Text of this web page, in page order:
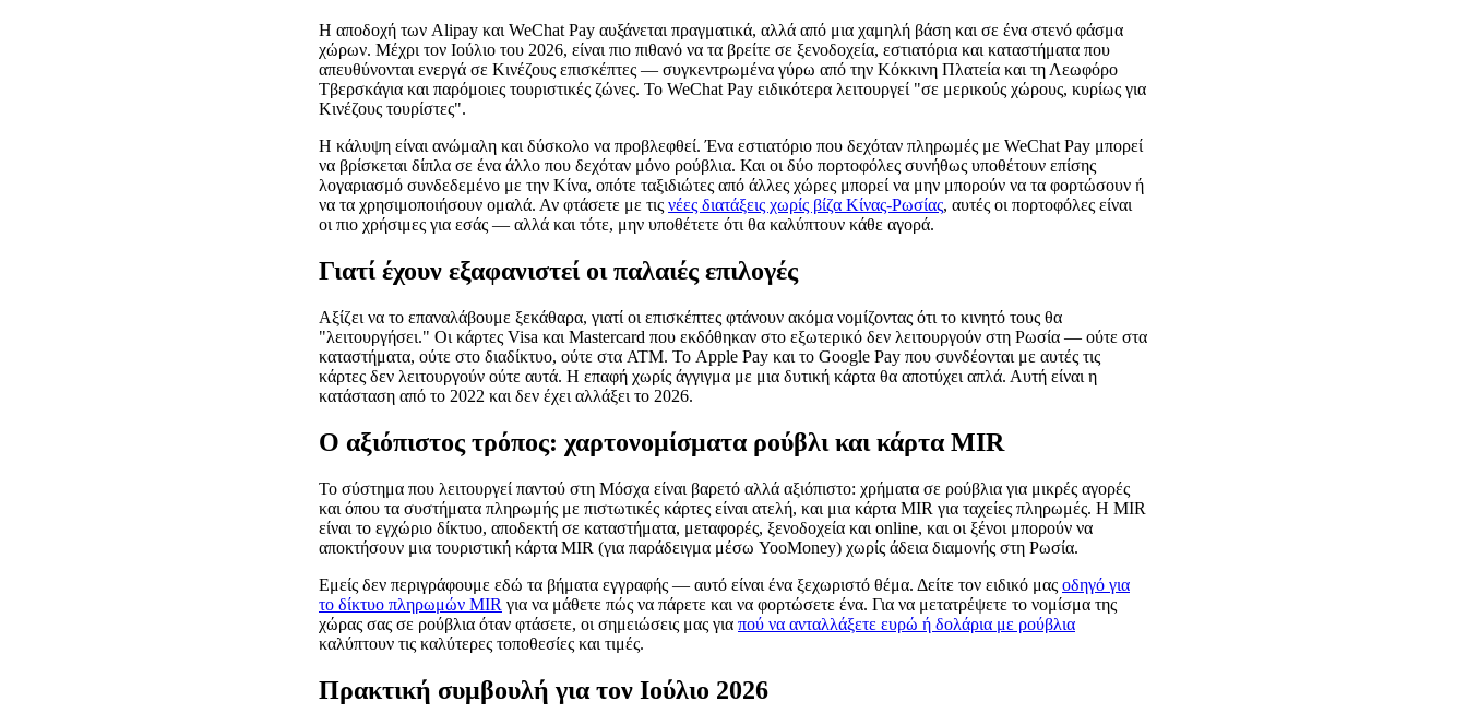
Η αποδοχή των Alipay και WeChat Pay αυξάνεται πραγματικά, αλλά από μια χαμηλή βάση και σε ένα στενό φάσμα
χώρων. Μέχρι τον Ιούλιο του 2026, είναι πιο πιθανό να τα βρείτε σε ξενοδοχεία, εστιατόρια και καταστήματα που
απευθύνονται ενεργά σε Κινέζους επισκέπτες — συγκεντρωμένα γύρω από την Κόκκινη Πλατεία και τη Λεωφόρο
Τβερσκάγια και παρόμοιες τουριστικές ζώνες. Το WeChat Pay ειδικότερα λειτουργεί "σε μερικούς χώρους, κυρίως για
Κινέζους τουρίστες".
Η κάλυψη είναι ανώμαλη και δύσκολο να προβλεφθεί. Ένα εστιατόριο που δεχόταν πληρωμές με WeChat Pay μπορεί
να βρίσκεται δίπλα σε ένα άλλο που δεχόταν μόνο ρούβλια. Και οι δύο πορτοφόλες συνήθως υποθέτουν επίσης
λογαριασμό συνδεδεμένο με την Κίνα, οπότε ταξιδιώτες από άλλες χώρες μπορεί να μην μπορούν να τα φορτώσουν ή
να τα χρησιμοποιήσουν ομαλά. Αν φτάσετε με τις νέες διατάξεις χωρίς βίζα Κίνας-Ρωσίας, αυτές οι πορτοφόλες είναι
οι πιο χρήσιμες για εσάς — αλλά και τότε, μην υποθέτετε ότι θα καλύπτουν κάθε αγορά.
Γιατί έχουν εξαφανιστεί οι παλαιές επιλογές
Αξίζει να το επαναλάβουμε ξεκάθαρα, γιατί οι επισκέπτες φτάνουν ακόμα νομίζοντας ότι το κινητό τους θα
"λειτουργήσει." Οι κάρτες Visa και Mastercard που εκδόθηκαν στο εξωτερικό δεν λειτουργούν στη Ρωσία — ούτε στα
καταστήματα, ούτε στο διαδίκτυο, ούτε στα ATM. Το Apple Pay και το Google Pay που συνδέονται με αυτές τις
κάρτες δεν λειτουργούν ούτε αυτά. Η επαφή χωρίς άγγιγμα με μια δυτική κάρτα θα αποτύχει απλά. Αυτή είναι η
κατάσταση από το 2022 και δεν έχει αλλάξει το 2026.
Ο αξιόπιστος τρόπος: χαρτονομίσματα ρούβλι και κάρτα MIR
Το σύστημα που λειτουργεί παντού στη Μόσχα είναι βαρετό αλλά αξιόπιστο: χρήματα σε ρούβλια για μικρές αγορές
και όπου τα συστήματα πληρωμής με πιστωτικές κάρτες είναι ατελή, και μια κάρτα MIR για ταχείες πληρωμές. Η MIR
είναι το εγχώριο δίκτυο, αποδεκτή σε καταστήματα, μεταφορές, ξενοδοχεία και online, και οι ξένοι μπορούν να
αποκτήσουν μια τουριστική κάρτα MIR (για παράδειγμα μέσω YooMoney) χωρίς άδεια διαμονής στη Ρωσία.
Εμείς δεν περιγράφουμε εδώ τα βήματα εγγραφής — αυτό είναι ένα ξεχωριστό θέμα. Δείτε τον ειδικό μας οδηγό για
το δίκτυο πληρωμών MIR για να μάθετε πώς να πάρετε και να φορτώσετε ένα. Για να μετατρέψετε το νομίσμα της
χώρας σας σε ρούβλια όταν φτάσετε, οι σημειώσεις μας για πού να ανταλλάξετε ευρώ ή δολάρια με ρούβλια
καλύπτουν τις καλύτερες τοποθεσίες και τιμές.
Πρακτική συμβουλή για τον Ιούλιο 2026